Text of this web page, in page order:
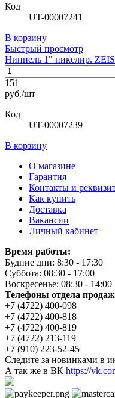
Код
UT-00007241
В корзину
Быстрый просмотр
Ниппель 1" никелир.
151
руб./шт
Код
UT-00007239
В корзину
О магазине
Гарантия
Контакты и
Как купить
Доставка
Вакансии
Личный кабинет
Время работы:
Будние дни: 8:30 - 17:30
Суббота: 08:30 - 17:00
Воскресенье: 08:30 - 14:00
Телефоны отдела
+7 (4722) 400-098
+7 (4722) 400-818
+7 (4722) 400-819
+7 (4722) 213-119
+7 (910) 223-52-45
Следите за новинками в
А так же в ВК https://